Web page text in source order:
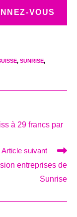
VOUS
, SUNRISE,
à 29 francs par
Article suivant
entreprises de
Sunrise